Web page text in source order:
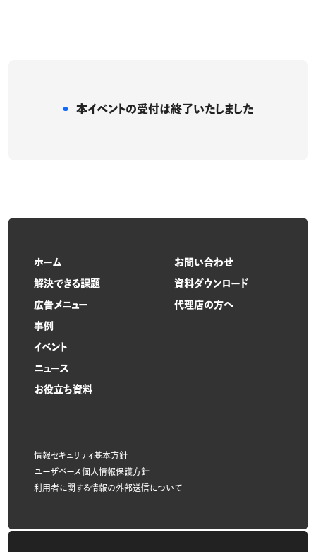
本イベントの受付は終了いたしました
ホーム
解決できる課題
広告メニュー
事例
イベント
ニュース
お役立ち資料
お問い合わせ
資料ダウンロード
代理店の方へ
情報セキュリティ基本方針
ユーザベース個人情報保護方針
利用者に関する情報の外部送信について